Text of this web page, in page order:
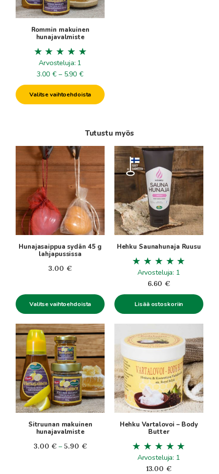
Rommin makuinen
hunajavalmiste
Arvosteluja: 1
3.00 € – 5.90 €Hintaluokka:
3.00€
-
Valitse vaihtoehdoista
valinnat
Tutustu myös
Hunajasaippua sydän 45 g
lahjapussissa
3.00 €
Valitse vaihtoehdoista
Tällä
tuotteella
on
useampi
muunnelma.
Voit
tehdä
valinnat
sivulla.
Hehku Saunahunaja Ruusu
Arvosteluja: 1
6.60 €
Lisää ostoskoriin
Sitruunan makuinen
hunajavalmiste
3.00 € – 5.90 €Hintaluokka:
Tällä
tuotteella
on
useampi
muunnelma.
Voit
tehdä
valinnat
Hehku Vartalovoi – Body
Butter
Arvosteluja: 1
13.00 €